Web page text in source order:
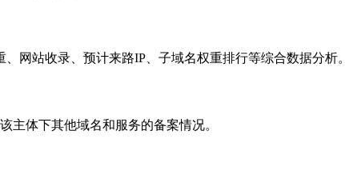
网站收录、预计来路IP、子域名权重排行等综合数据分析。
主体下其他域名和服务的备案情况。